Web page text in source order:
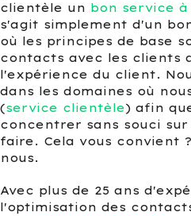
clientèle un bon service
s'agit simplement d'un
où les principes de base
contacts avec les clients
l'expérience du client.
dans les domaines où
(service clientèle) afin
concentrer sans souci sur
faire. Cela vous convient
nous.
Avec plus de 25 ans
l'optimisation des